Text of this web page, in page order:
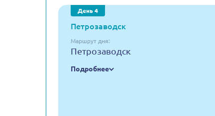
День 4
Петрозаводск
Маршрут дня:
Петрозаводск
Подробнее